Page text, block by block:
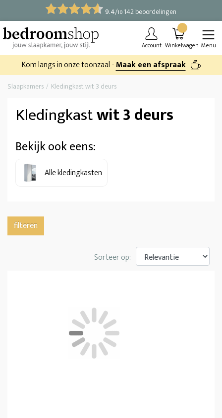
9.4/10 142 beoordelingen
Account Winkelwagen Menu
Kom langs in onze toonzaal -Maak een afspraak
Slaapkamers Kledingkast wit 3 deurs
Kledingkastwit 3 deurs
Bekijk ook eens:
Alle kledingkasten
filteren
Sorteer op: